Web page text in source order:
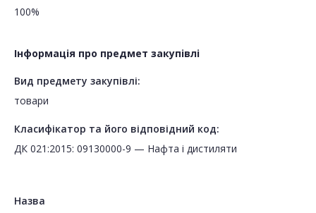
100%
Інформація про предмет закупівлі
Вид предмету закупівлі:
товари
Класифікатор та його відповідний код:
ДК 021:2015: 09130000-9 — Нафта і дистиляти
Назва